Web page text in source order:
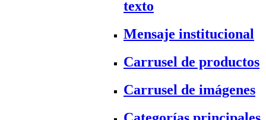
texto
Mensaje institucional
Carrusel de productos
Carrusel de imágenes